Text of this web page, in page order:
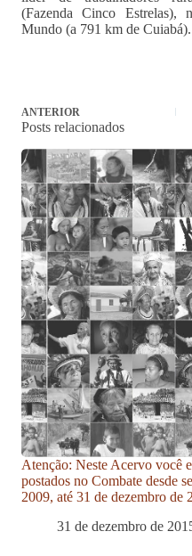
(Fazenda Cinco
Mundo (a 791 km de Cuiabá).
ANTERIOR
Posts relacionados
Atenção: Neste Acervo você
postados no Combate desde
2009, até 31 de dezembro de
31 de dezembro de